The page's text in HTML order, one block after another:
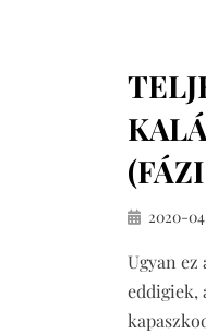
Közzétéve
2020-
Ugyan ez
eddigiek,